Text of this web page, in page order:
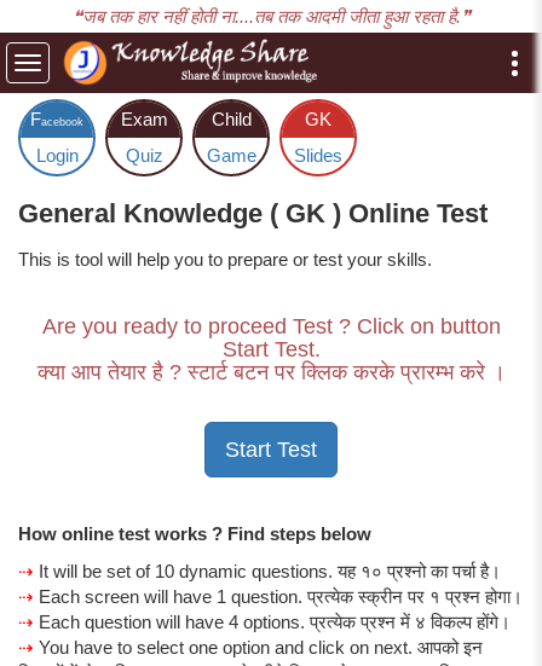
❝जब तक हार नहीं होती ना....तब तक आदमी जीता हुआ रहता है.❞
Toggle
navigation
Facebook
Login
Exam
Quiz
Child
Game
GK
Slides
General Knowledge ( GK ) Online Test
This is tool will help you to prepare or test your skills.
Are you ready to proceed Test ? Click on button
Start Test.
क्या आप तेयार है ? स्टार्ट बटन पर क्लिक करके प्रारम्भ करे ।
How online test works ? Find steps below
⇢ It will be set of 10 dynamic questions. यह १० प्रश्नो का पर्चा है।
⇢ Each screen will have 1 question. प्रत्येक स्क्रीन पर १ प्रश्न होगा।
⇢ Each question will have 4 options. प्रत्येक प्रश्न में ४ विकल्प होंगे।
⇢ You have to select one option and click on next. आपको इन